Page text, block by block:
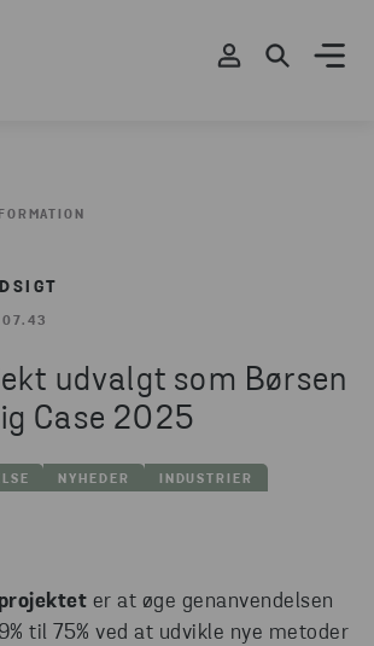
07.43
udvalgt som Børsen
Case 2025
NYHEDER INDUSTRIER
er at øge genanvendelsen
til 75% ved at udvikle nye metoder